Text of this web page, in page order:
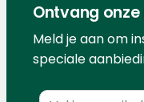
Ontvang
Meld je aan om
speciale